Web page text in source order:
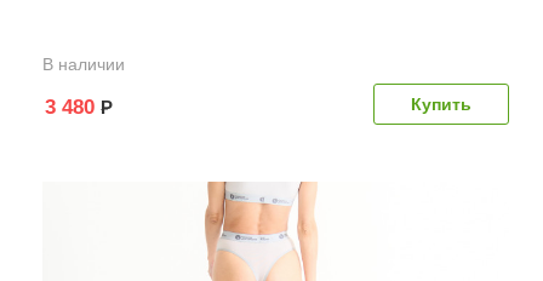
В наличии
3 480 Р